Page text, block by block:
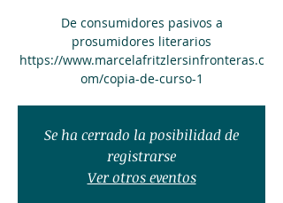
De consumidores pasivos a
prosumidores literarios
https://www.marcelafritzlersinfronteras.c
om/copia-de-curso-1
Se ha cerrado la posibilidad de
registrarse
Ver otros eventos